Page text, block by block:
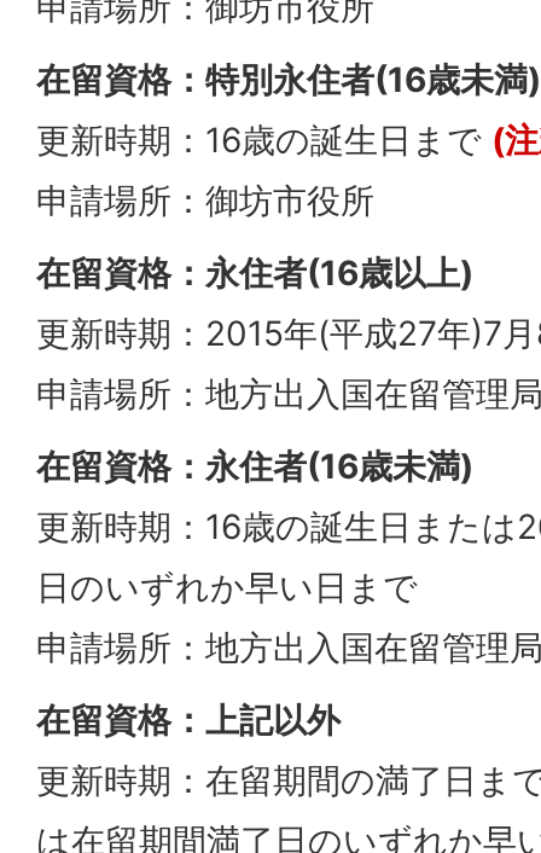
在留資格：特別永住者(16歳未満)
更新時期：16歳の誕生日まで (
申請場所：御坊市役所
在留資格：永住者(16歳以上)
更新時期：2015年(平成27年)7
申請場所：地方出入国在留管理
在留資格：永住者(16歳未満)
更新時期：16歳の誕生日または
日のいずれか早い日まで
申請場所：地方出入国在留管理
在留資格：上記以外
更新時期：在留期間の満了日ま
は在留期間満了日のいずれか早